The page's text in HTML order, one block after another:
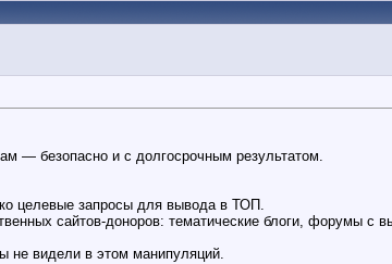
— безопасно и с долгосрочным результатом.
целевые запросы для вывода в ТОП.
сайтов-доноров: тематические блоги, форумы с
не видели в этом манипуляций.